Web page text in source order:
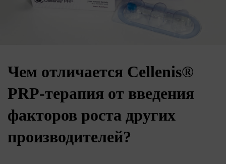
Чем отличается Cellenis®
PRP-терапия от введения
факторов роста других
производителей?